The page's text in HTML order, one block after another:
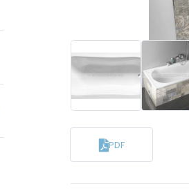
PDF